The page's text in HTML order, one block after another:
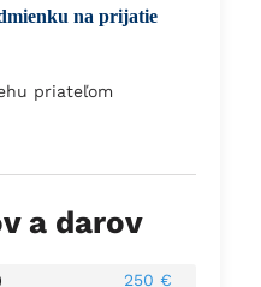
na prijatie
svojich povinností,
poslaním, nie
a odhodlaný ďalej
aby mohol
priateľom
a darov
250 €